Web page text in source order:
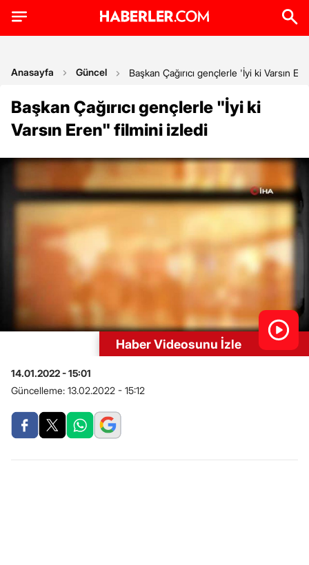
Anasayfa Güncel Başkan Çağırıcı gençlerle 'İyi ki Varsın
Başkan Çağırıcı gençlerle "İyi ki
Varsın Eren" filmini izledi
Haber Videosunu İzle
14.01.2022 - 15:01
Güncelleme: 13.02.2022 - 15:12